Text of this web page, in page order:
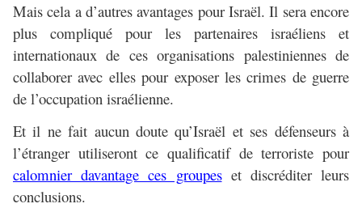
Mais cela a d’autres avantages pour Israël. Il sera encore
plus compliqué pour les partenaires israéliens et
internationaux de ces organisations palestiniennes de
collaborer avec elles pour exposer les crimes de guerre
de l’occupation israélienne.
Et il ne fait aucun doute qu’Israël et ses défenseurs à
l’étranger utiliseront ce qualificatif de terroriste pour
calomnier davantage ces groupeset discréditer leurs
conclusions.